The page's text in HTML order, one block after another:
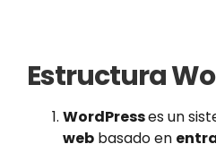
Estructura
WordPresses un
webbasado en